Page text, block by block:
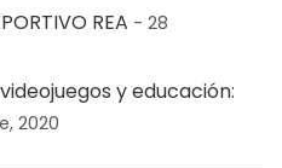
REA - 28
y educación:
2020